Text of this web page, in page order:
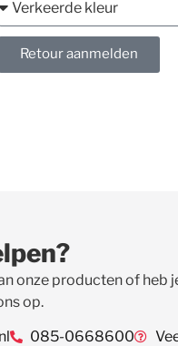
Retour aanmelden
onze producten of
op.
085-0668600